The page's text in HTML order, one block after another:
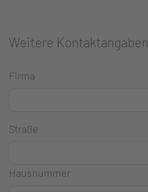
Weitere Kontaktangaben
Firma
Straße
Hausnummer